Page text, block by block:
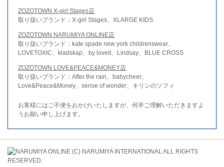
ZOZOTOWN X-girl Stages店
取り扱いブランド：X-girl Stages、XLARGE KIDS
ZOZOTOWN NARUMIYA ONLINE店
取り扱いブランド：kate spade new york childrenswear、
LOVETOXIC、kladskap、by loveit、Lindsay、BLUE CROSS
ZOZOTOWN LOVE&PEACE&MONEY店
取り扱いブランド：After the rain、babycheer、
Love&Peace&Money、sense of wonder、キリンのソフィ
お客様にはご不便をおかけいたしますが、何卒ご理解いただきますよ
うお願い申し上げます。